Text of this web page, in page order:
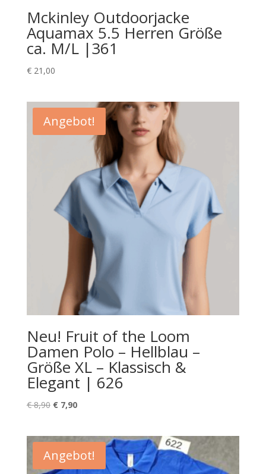
Mckinley Outdoorjacke
Aquamax 5.5 Herren Größe
ca. M/L |361
€21,00
Angebot!
Neu! Fruit of the Loom
Damen Polo – Hellblau –
Größe XL – Klassisch &
Elegant | 626
€8,90 Ursprünglicher
€ 8,90
€7,90Aktueller
€ 7,90.
Angebot!